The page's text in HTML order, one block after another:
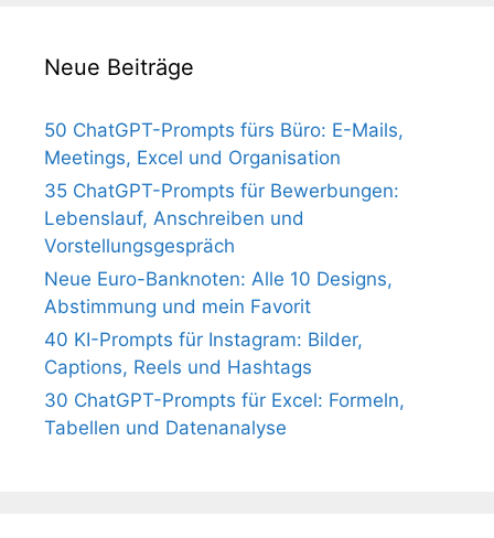
Neue Beiträge
50 ChatGPT-Prompts fürs Büro: E-Mails,
Meetings, Excel und Organisation
35 ChatGPT-Prompts für Bewerbungen:
Lebenslauf, Anschreiben und
Vorstellungsgespräch
Neue Euro-Banknoten: Alle 10 Designs,
Abstimmung und mein Favorit
40 KI-Prompts für Instagram: Bilder,
Captions, Reels und Hashtags
30 ChatGPT-Prompts für Excel: Formeln,
Tabellen und Datenanalyse